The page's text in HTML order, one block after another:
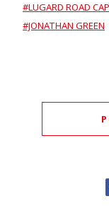
#LUGARD ROAD
#JONATHAN GREEN